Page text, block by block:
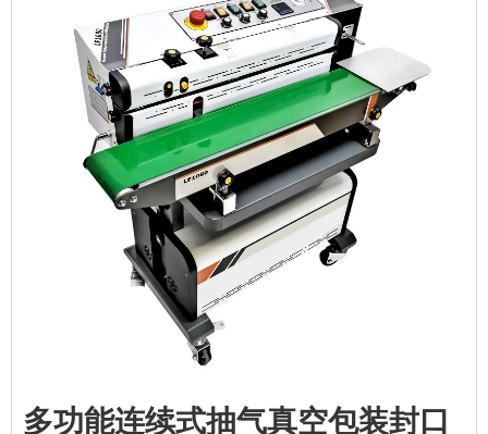
多功能连续式抽气真空包装封口